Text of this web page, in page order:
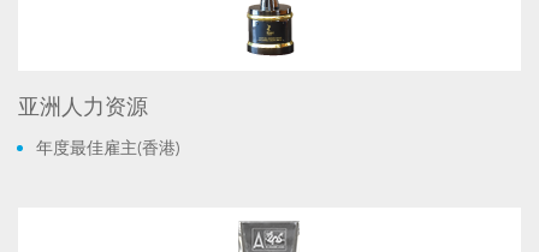
亚洲人力资源
年度最佳雇主(香港)